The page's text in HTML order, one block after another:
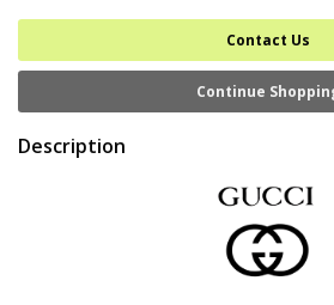
Contact Us
Continue
Description